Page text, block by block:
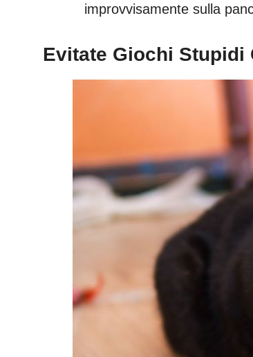
improvvisamente sulla
Evitate Giochi Stupidi